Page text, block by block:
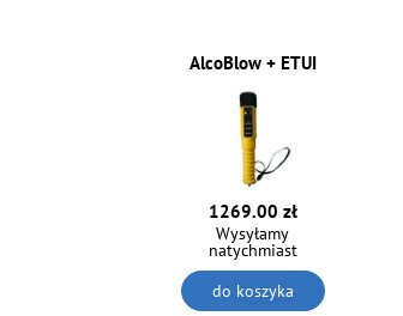
AlcoBlow + ETUI
1269.00 zł
Wysyłamy
natychmiast
do koszyka